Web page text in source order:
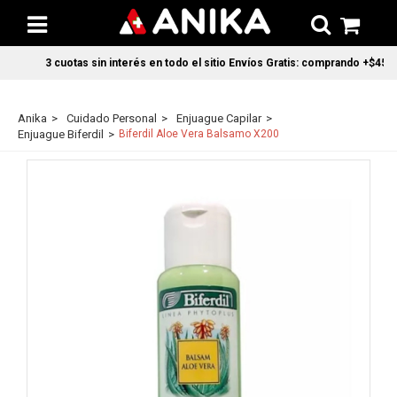
3 cuotas sin interés en todo el sitio Envíos Gratis: comprando +$45.000
Anika Cuidado Personal
Enjuague Capilar
Enjuague Biferdil
Biferdil Aloe Vera Balsamo X200